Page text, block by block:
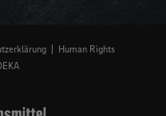
Human Rights